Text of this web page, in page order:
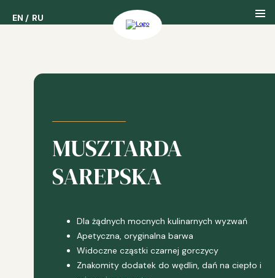
EN RU
EN RU
Nasza Historia
Nasze Nagrody
MUSZTARDA
SAREPSKA
Dla żądnych mocnych kulinarnych wyzwań
Apetyczna, oryginalna barwa
Widoczne cząstki czarnej gorczycy
Znakomity dodatek do wędlin, dań na ciepło i